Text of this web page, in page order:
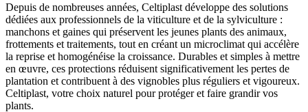
Depuis de nombreuses années, Celtiplast développe des solutions
dédiées aux professionnels de la viticulture et de la sylviculture :
manchons et gaines qui préservent les jeunes plants des animaux,
frottements et traitements, tout en créant un microclimat qui accélère
la reprise et homogénéise la croissance. Durables et simples à mettre
en œuvre, ces protections réduisent significativement les pertes de
plantation et contribuent à des vignobles plus réguliers et vigoureux.
Celtiplast, votre choix naturel pour protéger et faire grandir vos
plants.